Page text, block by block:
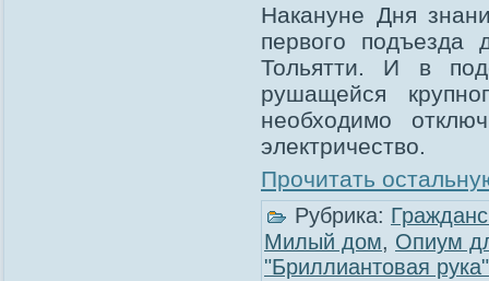
Накануне Дня
первого
Тольятти. И в
рушащейся
необходимо
электричество.
Прочитать
Рубрика:
Милый дом, Опиум
"Бриллиантовая рука"